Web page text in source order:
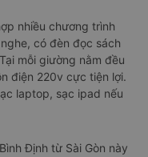
nhiều chương trình
có đèn đọc sách
mỗi giường nằm đều
điện 220v cực tiện lợi.
laptop, sạc ipad nếu
Định từ Sài Gòn này